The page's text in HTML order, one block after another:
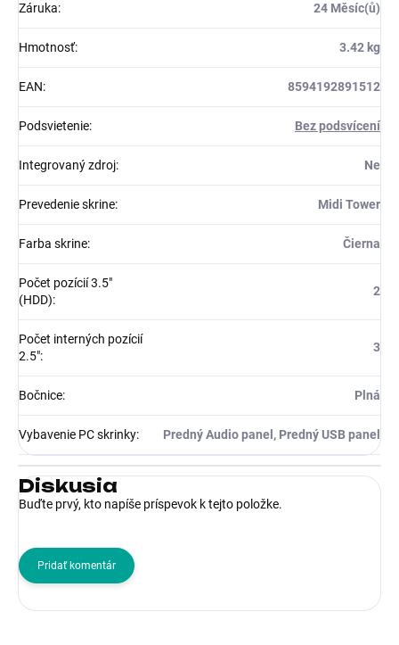
Záruka: 24 Měsíc(ů)
Hmotnosť: 3.42 kg
EAN: 8594192891512
Podsvietenie: Bez podsvícení
Integrovaný zdroj: Ne
Prevedenie skrine: Midi Tower
Farba skrine: Čierna
Počet pozícií 3.5"
(HDD):
2
Počet interných pozícií
2.5":
3
Bočnice: Plná
Vybavenie PC skrinky: Predný Audio panel, Predný USB panel
Diskusia
Buďte prvý, kto napíše príspevok k tejto položke.
Pridať komentár